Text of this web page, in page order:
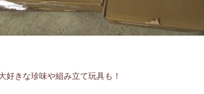
好きな珍味や組み立て玩具も！